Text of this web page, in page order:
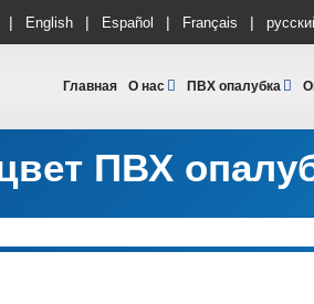
| English | Español | Français |
Главная О нас ПВХ опалубка
ПВХ